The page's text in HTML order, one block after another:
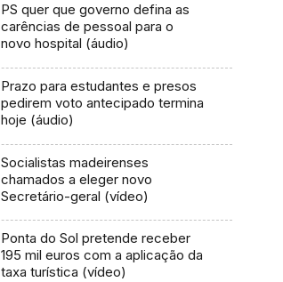
PS quer que governo defina as
carências de pessoal para o
novo hospital (áudio)
Prazo para estudantes e presos
pedirem voto antecipado termina
hoje (áudio)
Socialistas madeirenses
chamados a eleger novo
Secretário-geral (vídeo)
Ponta do Sol pretende receber
195 mil euros com a aplicação da
taxa turística (vídeo)